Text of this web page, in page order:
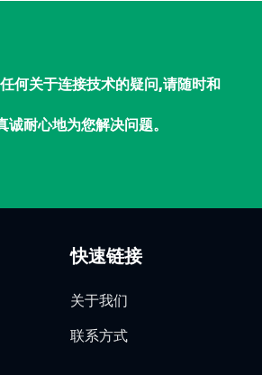
何关于连接技术的疑问,请随时和
耐心地为您解决问题。
快速链接
关于我们
联系方式